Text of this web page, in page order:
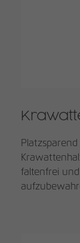
faltenfrei